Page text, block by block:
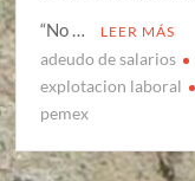
“No …
LEER MÁS
adeudo de salarios
explotacion laboral
pemex